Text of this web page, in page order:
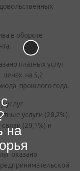
в обороте
платных услуг
ценах на 5,2
прошлого года.
услуг
услуги (28,2%),
(20,1%) и
оказано
на